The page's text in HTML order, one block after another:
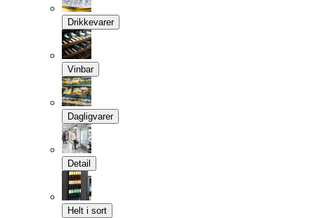
Drikkevarer
Vinbar
Dagligvarer
Detail
Helt i sort